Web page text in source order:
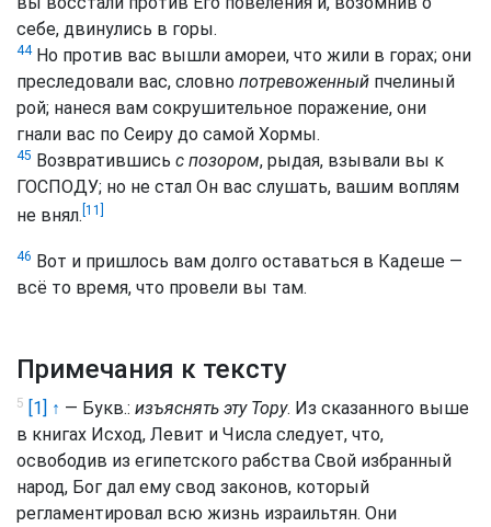
себе, двинулись в горы.
44Но против вас вышли амореи, что жили в горах; они
преследовали вас, словно потревоженный пчелиный
рой; нанеся вам сокрушительное поражение, они
гнали вас по Сеиру до самой Хормы.
45 Возвратившись с позором, рыдая, взывали вы к
ГОСПОДУ; но не стал Он вас слушать, вашим воплям
не внял. [11]
46 Вот и пришлось вам долго оставаться в Кадеше —
всё то время, что провели вы там.
Примечания к тексту
5 [1] ↑ — Букв.: изъяснять эту Тору. Из сказанного выше
в книгах Исход, Левит и Числа следует, что,
освободив из египетского рабства Свой избранный
народ, Бог дал ему свод законов, который
регламентировал всю жизнь израильтян. Они